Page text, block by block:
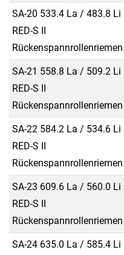
SA-20 533.4 La / 483.8 Li
RED-S II
Rückenspannrollenriemen
SA-21 558.8 La / 509.2 Li
RED-S II
Rückenspannrollenriemen
SA-22 584.2 La / 534.6 Li
RED-S II
Rückenspannrollenriemen
SA-23 609.6 La / 560.0 Li
RED-S II
Rückenspannrollenriemen
SA-24 635.0 La / 585.4 Li